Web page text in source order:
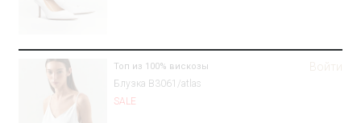
Топ из 100% вискозы
Блузка B3061/atlas
SALE
Войти